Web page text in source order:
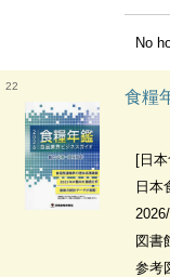
No
22
食糧年
[日
日本
図書
参考